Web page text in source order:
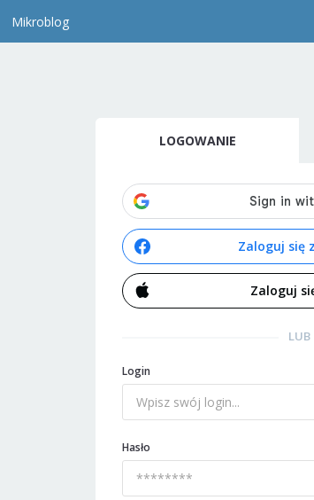
Mikroblog
LOGOWANIE
Zaloguj się
Zaloguj
LUB
Login
Hasło